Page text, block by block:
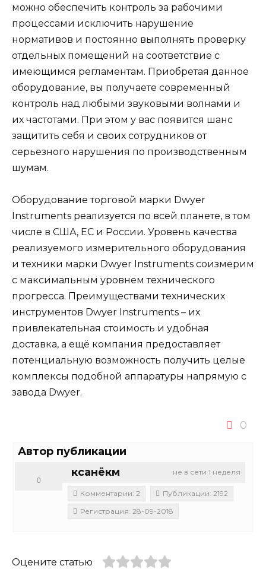
можно обеспечить контроль за рабочими
процессами исключить нарушение
нормативов и постоянно выполнять проверку
отдельных помещений на соответствие с
имеющимся регламентам. Приобретая данное
оборудование, вы получаете современный
контроль над любыми звуковыми волнами и
их частотами. При этом у вас появится шанс
защитить себя и своих сотрудников от
серьезного нарушения по производственным
шумам.
Оборудование торговой марки Dwyer
Instruments реализуется по всей планете, в том
числе в США, ЕС и России. Уровень качества
реализуемого измерительного оборудования
и техники марки Dwyer Instruments соизмерим
с максимальным уровнем технического
прогресса. Преимуществами технических
инструментов Dwyer Instruments – их
привлекательная стоимость и удобная
доставка, а ещё компания предоставляет
потенциальную возможность получить целые
комплексы подобной аппаратуры напрямую с
завода Dwyer.
0
Автор публикации
не в сети 1 неделя
ксанёкм
0
Комментарии: 2
Публикации: 2192
Регистрация: 28-09-2018
Оцените статью